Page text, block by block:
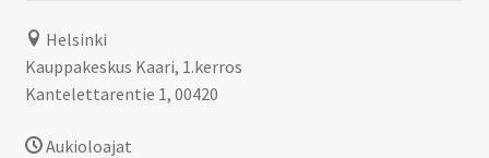
Helsinki
Kauppakeskus Kaari, 1.kerros
Kantelettarentie 1, 00420
Aukioloajat